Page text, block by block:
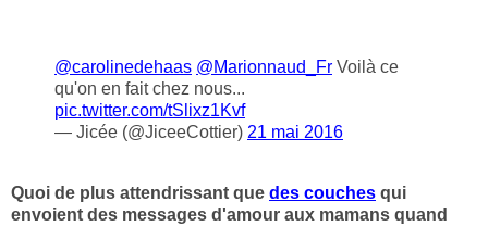
@carolinedehaas @Marionnaud_Fr Voilà ce
qu'on en fait chez nous...
pic.twitter.com/tSlixz1Kvf
— Jicée (@JiceeCottier) 21 mai 2016
Quoi de plus attendrissant que des couches qui
envoient des messages d'amour aux mamans quand